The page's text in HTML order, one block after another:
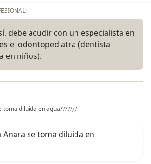
debe acudir con un especialista en
el odontopediatra (dentista
en niños).
toma diluida en agua?????¿?
Anara se toma diluida en